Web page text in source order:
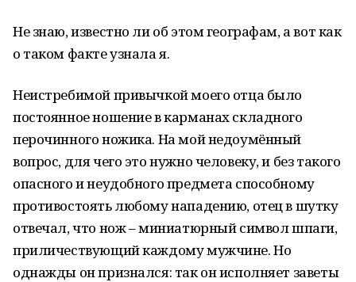
Не знаю, известно ли об этом географам, а вот как
о таком факте узнала я.
Неистребимой привычкой моего отца было
постоянное ношение в карманах складного
перочинного ножика. На мой недоумённый
вопрос, для чего это нужно человеку, и без такого
опасного и неудобного предмета способному
противостоять любому нападению, отец в шутку
отвечал, что нож – миниатюрный символ шпаги,
приличествующий каждому мужчине. Но
однажды он признался: так он исполняет заветы